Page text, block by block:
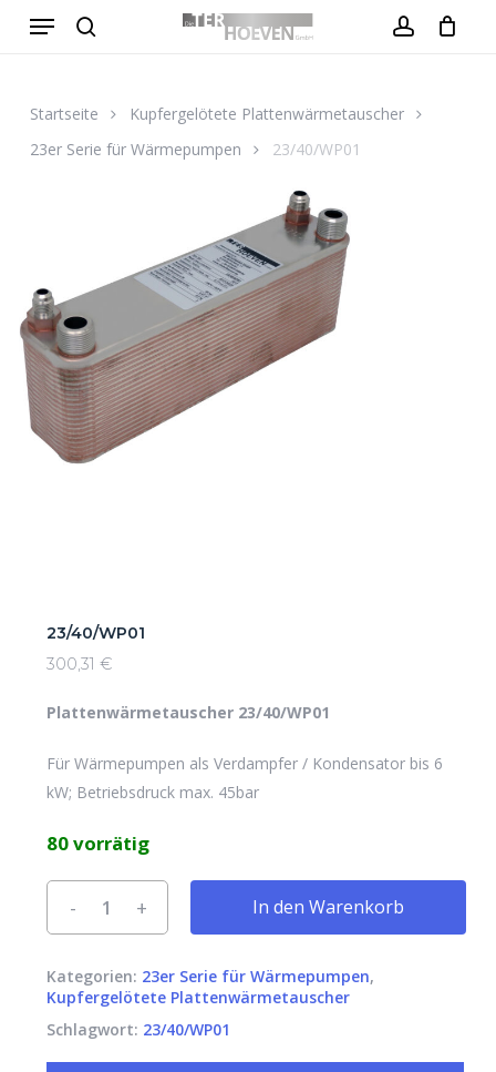
Menu
Startseite
Kupfergelötete Plattenwärmetauscher
23er Serie für Wärmepumpen
23/40/WP01
23/40/WP01
300,31 €
Plattenwärmetauscher 23/40/WP01
Für Wärmepumpen als Verdampfer / Kondensator bis 6
kW; Betriebsdruck max. 45bar
80 vorrätig
In den Warenkorb
Kategorien: 23er Serie für Wärmepumpen,
Kupfergelötete Plattenwärmetauscher
Schlagwort: 23/40/WP01